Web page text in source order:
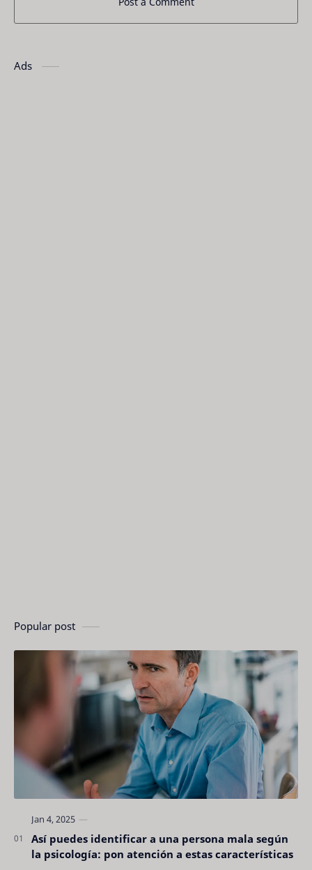
Ads
Popular post
Así puedes identificar a una persona mala según
la psicología: pon atención a estas características